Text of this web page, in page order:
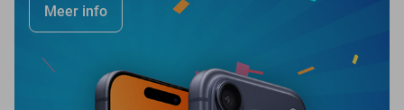
Meer info